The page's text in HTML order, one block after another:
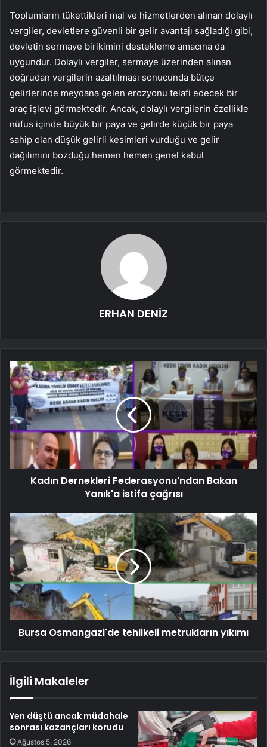
Toplumların tükettikleri mal ve hizmetlerden alınan dolaylı
vergiler, devletlere güvenli bir gelir avantajı sağladığı gibi,
devletin sermaye birikimini destekleme amacına da
uygundur. Dolaylı vergiler, sermaye üzerinden alınan
doğrudan vergilerin azaltılması sonucunda bütçe
gelirlerinde meydana gelen erozyonu telafi edecek bir
araç işlevi görmektedir. Ancak, dolaylı vergilerin özellikle
nüfus içinde büyük bir paya ve gelirde küçük bir paya
sahip olan düşük gelirli kesimleri vurduğu ve gelir
dağılımını bozduğu hemen hemen genel kabul
görmektedir.
ERHAN DENİZ
Kadın Dernekleri Federasyonu'ndan Bakan
Yanık'a istifa çağrısı
Bursa Osmangazi'de tehlikeli metrukların yıkımı
İlgili Makaleler
Yen düştü ancak müdahale
sonrası kazançları korudu
Ağustos 5, 2026